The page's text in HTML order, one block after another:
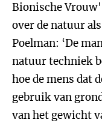
Bionische
over de natuur
Poelman: ‘De
natuur techniek
hoe de mens dat
gebruik van
van het gewicht